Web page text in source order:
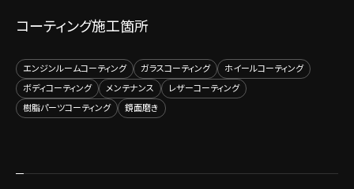
コーティング施工箇所
エンジンルームコーティング ガラスコーティング
ホイールコーティング
ボディコーティング
メンテナンス
レザーコーティング
樹脂パーツコーティング
鏡面磨き